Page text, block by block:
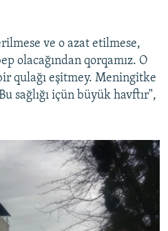
ve o azat etilmese,
olacağından qorqamız. O
qulağı eşitmey. Meningitke
sağlığı içün büyük havftır",